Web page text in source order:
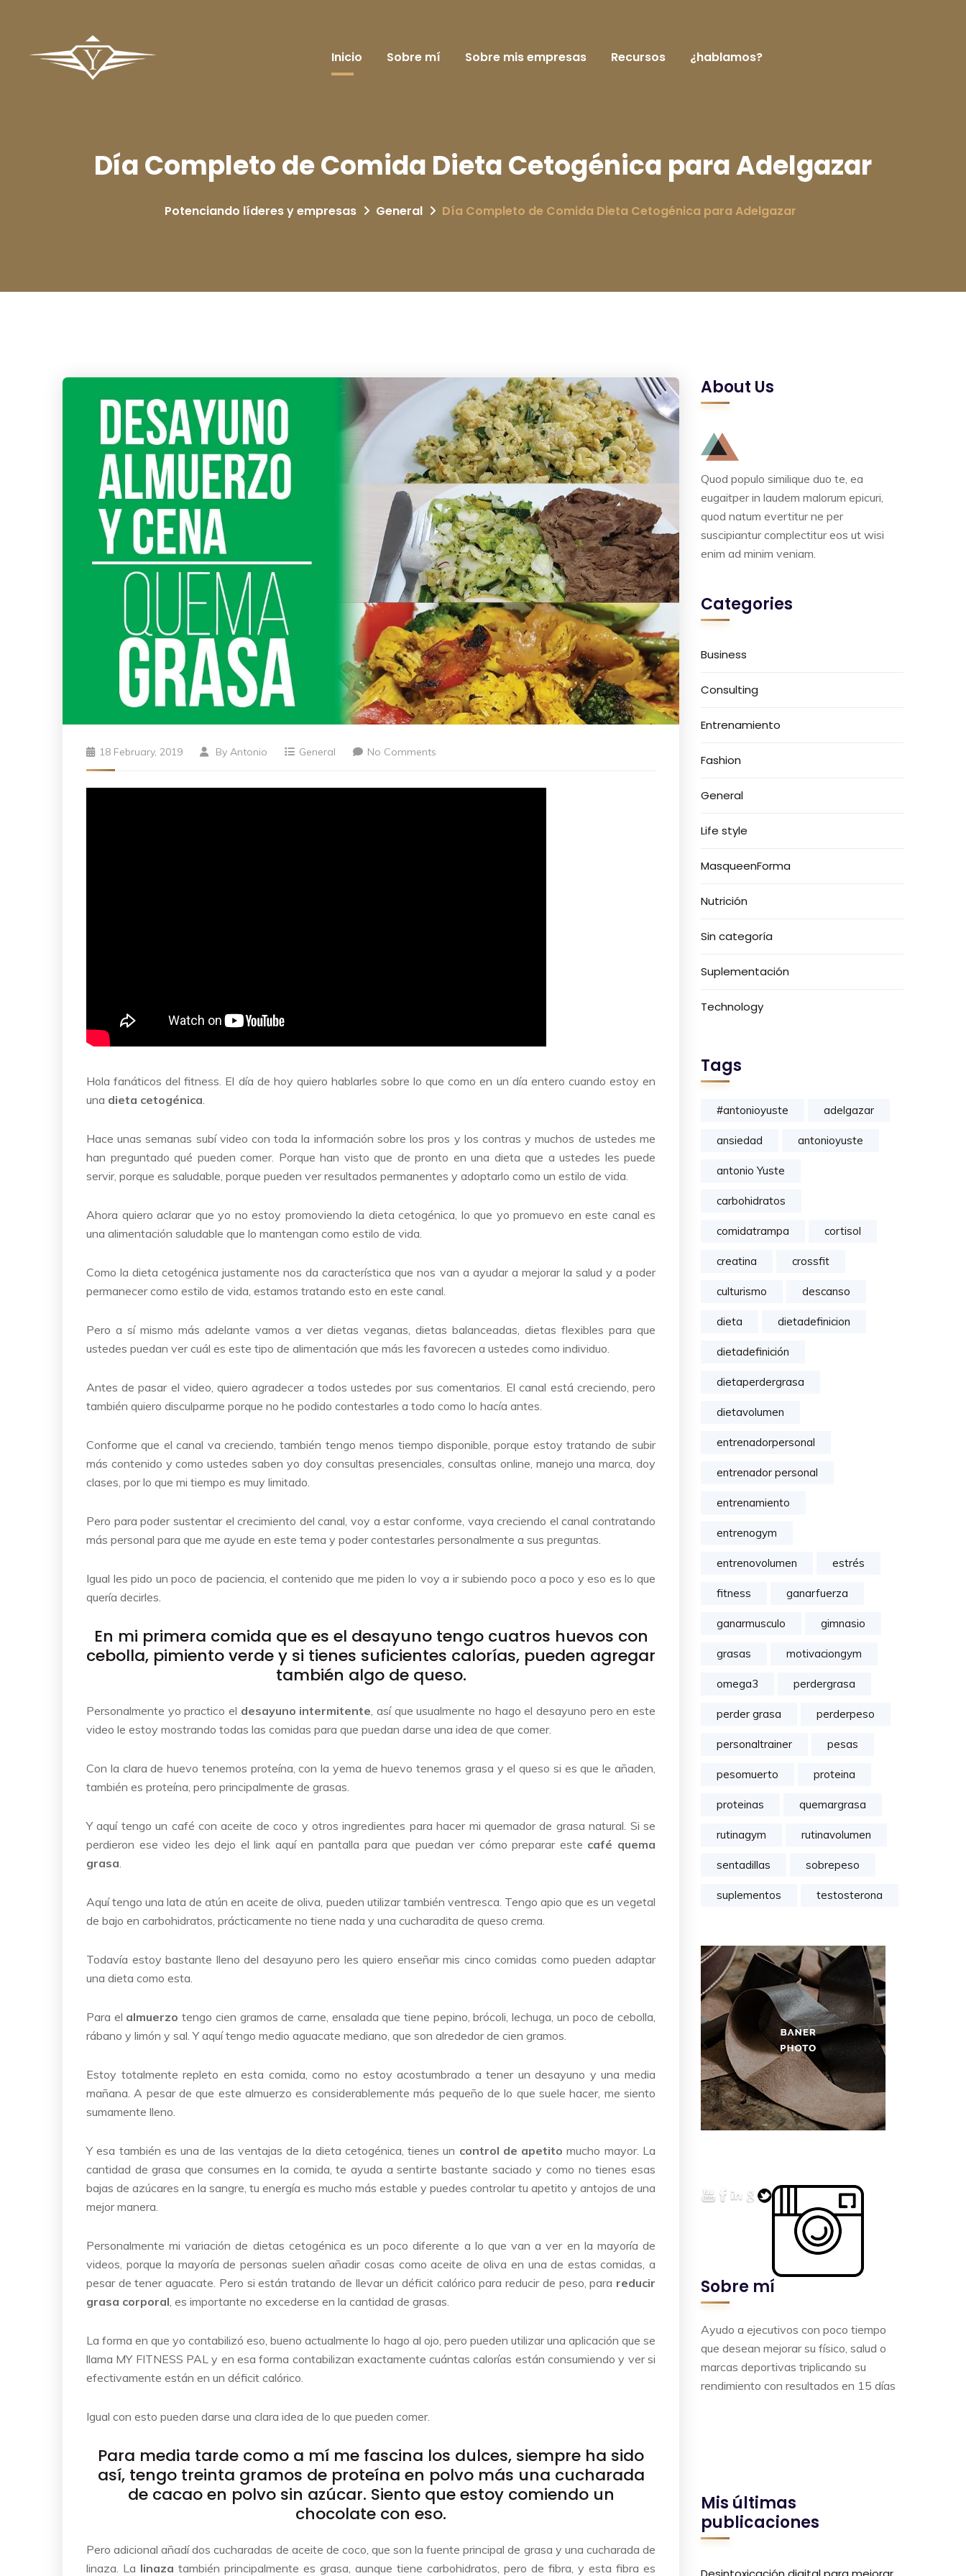
Inicio Sobre mí Sobre mis empresas Recursos ¿hablamos?
Día Completo de Comida Dieta Cetogénica para Adelgazar
Potenciando líderes y empresas General Día Completo de Comida Dieta Cetogénica para Adelgazar
18 February, 2019 By Antonio General No Comments
Hola fanáticos del fitness. El día de hoy quiero hablarles sobre lo que como en un día entero cuando estoy en
una dieta cetogénica
Hace unas semanas subí video con toda la información sobre los pros y los contras y muchos de ustedes me
han preguntado qué pueden comer. Porque han visto que de pronto en una dieta que a ustedes les puede
servir, porque es saludable, porque pueden ver resultados permanentes y adoptarlo como un estilo de vida.
Ahora quiero aclarar que yo no estoy promoviendo la dieta cetogénica, lo que yo promuevo en este canal es
una alimentación saludable que lo mantengan como estilo de vida.
Como la dieta cetogénica justamente nos da característica que nos van a ayudar a mejorar la salud y a poder
permanecer como estilo de vida, estamos tratando esto en este canal.
Pero a sí mismo más adelante vamos a ver dietas veganas, dietas balanceadas, dietas flexibles para que
ustedes puedan ver cuál es este tipo de alimentación que más les favorecen a ustedes como individuo.
Antes de pasar el video, quiero agradecer a todos ustedes por sus comentarios. El canal está creciendo, pero
también quiero disculparme porque no he podido contestarles a todo como lo hacía antes.
Conforme que el canal va creciendo, también tengo menos tiempo disponible, porque estoy tratando de subir
más contenido y como ustedes saben yo doy consultas presenciales, consultas online, manejo una marca, doy
clases, por lo que mi tiempo es muy limitado.
Pero para poder sustentar el crecimiento del canal, voy a estar conforme, vaya creciendo el canal contratando
más personal para que me ayude en este tema y poder contestarles personalmente a sus preguntas.
Igual les pido un poco de paciencia, el contenido que me piden lo voy a ir subiendo poco a poco y eso es lo que
quería decirles.
En mi primera comida que es el desayuno tengo cuatros huevos con
cebolla, pimiento verde y si tienes suficientes calorías, pueden agregar
también algo de queso.
Personalmente yo practico el desayuno intermitente , así que usualmente no hago el desayuno pero en este
video le estoy mostrando todas las comidas para que puedan darse una idea de que comer.
Con la clara de huevo tenemos proteína, con la yema de huevo tenemos grasa y el queso si es que le añaden,
también es proteína, pero principalmente de grasas.
Y aquí tengo un café con aceite de coco y otros ingredientes para hacer mi quemador de grasa natural. Si se
perdieron ese video les dejo el link aquí en pantalla para que puedan ver cómo preparar este café quema
grasa
Aquí tengo una lata de atún en aceite de oliva, pueden utilizar también ventresca. Tengo apio que es un vegetal
de bajo en carbohidratos, prácticamente no tiene nada y una cucharadita de queso crema.
Todavía estoy bastante lleno del desayuno pero les quiero enseñar mis cinco comidas como pueden adaptar
una dieta como esta.
Para el almuerzo tengo cien gramos de carne, ensalada que tiene pepino, brócoli, lechuga, un poco de cebolla,
rábano y limón y sal. Y aquí tengo medio aguacate mediano, que son alrededor de cien gramos.
Estoy totalmente repleto en esta comida, como no estoy acostumbrado a tener un desayuno y una media
mañana. A pesar de que este almuerzo es considerablemente más pequeño de lo que suele hacer, me siento
sumamente lleno.
Y esa también es una de las ventajas de la dieta cetogénica, tienes un control de apetito mucho mayor. La
cantidad de grasa que consumes en la comida, te ayuda a sentirte bastante saciado y como no tienes esas
bajas de azúcares en la sangre, tu energía es mucho más estable y puedes controlar tu apetito y antojos de una
mejor manera.
Personalmente mi variación de dietas cetogénica es un poco diferente a lo que van a ver en la mayoría de
videos, porque la mayoría de personas suelen añadir cosas como aceite de oliva en una de estas comidas, a
pesar de tener aguacate. Pero si están tratando de llevar un déficit calórico para reducir de peso, para reducir
grasa corporal , es importante no excederse en la cantidad de grasas.
La forma en que yo contabilizó eso, bueno actualmente lo hago al ojo, pero pueden utilizar una aplicación que se
llama MY FITNESS PAL y en esa forma contabilizan exactamente cuántas calorías están consumiendo y ver si
efectivamente están en un déficit calórico.
Igual con esto pueden darse una clara idea de lo que pueden comer.
Para media tarde como a mí me fascina los dulces, siempre ha sido
así, tengo treinta gramos de proteína en polvo más una cucharada
de cacao en polvo sin azúcar. Siento que estoy comiendo un
chocolate con eso.
Pero adicional añadí dos cucharadas de aceite de coco, que son la fuente principal de grasa y una cucharada de
linaza. La linaza también principalmente es grasa, aunque tiene carbohidratos, pero de fibra, y esta fibra es
About Us
Quod populo similique duo te, ea
eugaitper in laudem malorum epicuri,
quod natum evertitur ne per
suscipiantur complectitur eos ut wisi
enim ad minim veniam.
Categories
Business
Consulting
Entrenamiento
Fashion
General
Life style
MasqueenForma
Nutrición
Sin categoría
Suplementación
Technology
Tags
#antonioyuste adelgazar
ansiedad antonioyuste
antonio Yuste
carbohidratos
comidatrampa cortisol
creatina crossfit
culturismo descanso
dieta dietadefinicion
dietadefinición
dietaperdergrasa
dietavolumen
entrenadorpersonal
entrenador personal
entrenamiento
entrenogym
entrenovolumen estrés
fitness ganarfuerza
ganarmusculo gimnasio
grasas motivaciongym
omega3 perdergrasa
perder grasa perderpeso
personaltrainer pesas
pesomuerto proteina
proteinas quemargrasa
rutinagym rutinavolumen
sentadillas sobrepeso
suplementos testosterona
Sobre mí
Ayudo a ejecutivos con poco tiempo
que desean mejorar su físico, salud o
marcas deportivas triplicando su
rendimiento con resultados en 15 días
Mis últimas
publicaciones